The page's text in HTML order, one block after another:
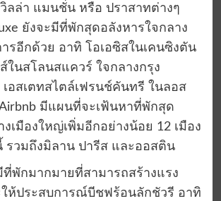
ลล่า แมนชั่น หรือ ปราสาทต่างๆ
ยังจะมีที่พักสุดอลังหารใจกลาง
ารอีกด้วย อาทิ โอเอซิสในเคนซิงตัน
ในสโลนสแควร์ ใจกลางกรุง
อสเตทสไตล์เฟรนช์คันทรี ในลอส
มีแผนที่จะเฟ้นหาที่พักสุด
งเมืองใหญ่เพิ่มอีกอย่างน้อย 12 เมือง
รวมถึงมิลาน ปารีส และออสติน
ที่พักมากมายที่สามารถสร้างแรง
ห้ประสบการณ์บีชฟร้อนลักชัวรี อาทิ